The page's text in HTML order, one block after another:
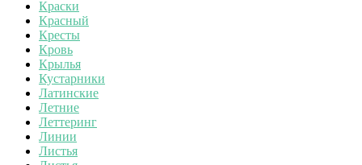
Краски
Красный
Кресты
Кровь
Крылья
Кустарники
Латинские
Летние
Леттеринг
Линии
Листья